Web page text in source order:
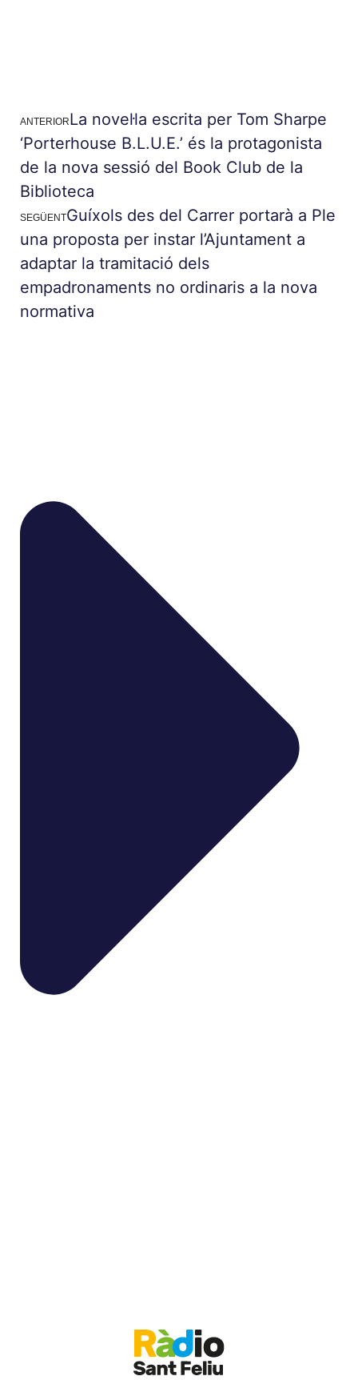
ANTERIORLa novel·la escrita per Tom Sharpe
‘Porterhouse B.L.U.E.’ és la protagonista
de la nova sessió del Book Club de la
Biblioteca
SEGÜENTGuíxols des del Carrer portarà a Ple
una proposta per instar l’Ajuntament a
adaptar la tramitació dels
empadronaments no ordinaris a la nova
normativa